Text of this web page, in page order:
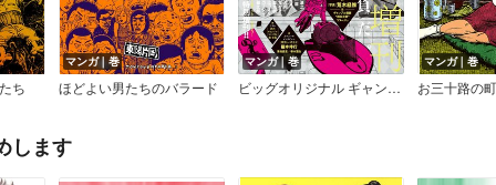
ち
マンガ｜巻
ほどよい男たちのバラード
マンガ｜巻
ビッグオリジナル ギャンブル増刊
マンガ｜巻
お三十路の町
します